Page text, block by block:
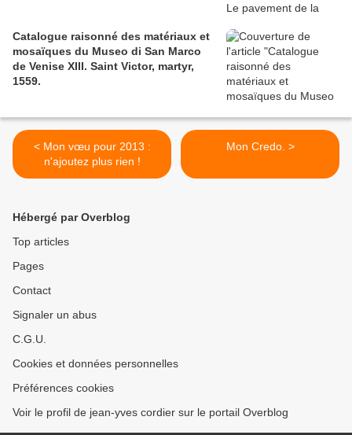
Catalogue raisonné des matériaux et
mosaïques du Museo di San Marco
de Venise XIII. Saint Victor, martyr,
1559.
< Mon vœu pour 2013 :
n'ajoutez plus rien !
Mon Credo. >
Hébergé par Overblog
Top articles
Pages
Contact
Signaler un abus
C.G.U.
Cookies et données personnelles
Préférences cookies
Voir le profil de jean-yves cordier sur le portail Overblog